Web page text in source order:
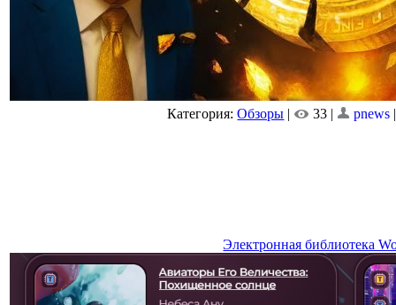
Категория:Обзоры | 33 | pnews
Электронная библиотека